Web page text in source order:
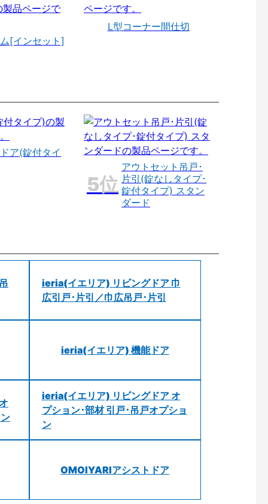
[インセット]
L型コーナー間仕切
ア(錠付タイ
アウトセット吊戸･
片引(錠なしタイプ･
錠付タイプ) スタン
ダード
ieria(イエリア) リビングドア 巾
広引戸･片引／巾広吊戸･片引
ieria(イエリア) 機能ドア
ieria(イエリア) リビングドア オ
プション･部材 引戸･吊戸オプショ
ン
OMOIYARIアシストドア